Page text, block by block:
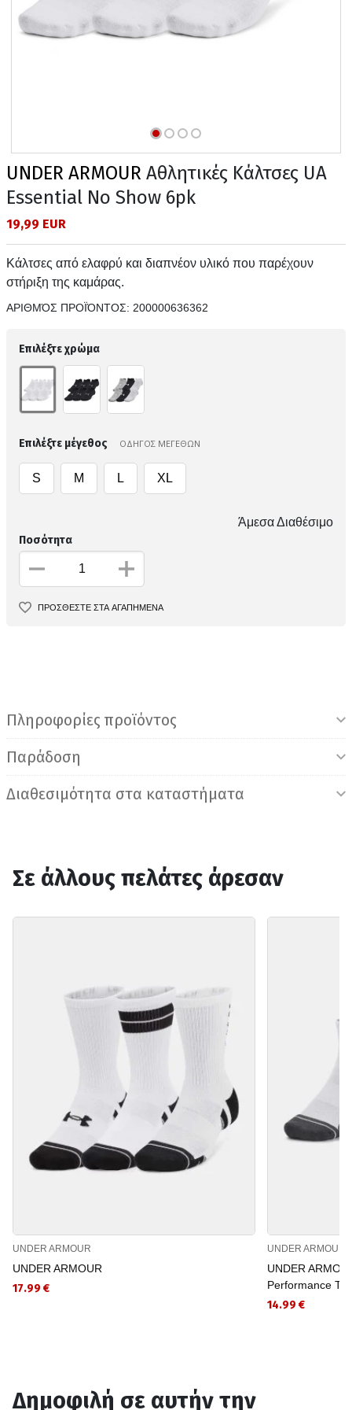
UNDER ARMOUR Αθλητικές Κάλτσες UA
Essential No Show 6pk
19,99 EUR
Κάλτσες από ελαφρύ και διαπνέον υλικό που παρέχουν
στήριξη της καμάρας.
ΑΡΙΘΜΌΣ ΠΡΟΪΌΝΤΟΣ: 200000636362
Επιλέξτε χρώμα
Επιλέξτε μέγεθος ΟΔΗΓΟΣ ΜΕΓΕΘΩΝ
S M L XL
Άμεσα Διαθέσιμο
Ποσότητα
ΠΡΟΣΘΕΣΤΕ ΣΤΑ ΑΓΑΠΗΜΕΝΑ
Πληροφορίες προϊόντος
Παράδοση
Διαθεσιμότητα στα καταστήματα
Σε άλλους πελάτες άρεσαν
UNDER ARMOUR
UNDER ARMOUR
17.99 €
UNDER ARMOUR
UNDER
Performance
14.99 €
Δημοφιλή σε αυτήν την